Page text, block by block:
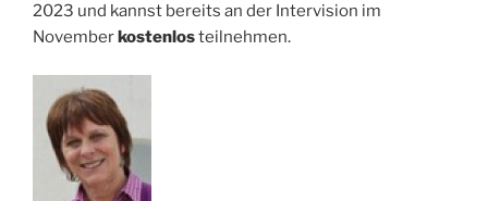
2023 und kannst bereits an der Intervision im
Novemberkostenlosteilnehmen.